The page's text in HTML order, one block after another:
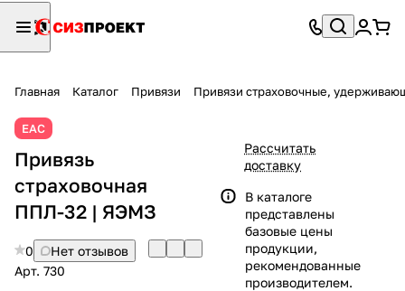
Главная Каталог Привязи Привязи страховочные,
ЕАС
Привязь
страховочная
ППЛ-32 | ЯЭМЗ
0
Нет отзывов
Арт. 730
Рассчитать
доставку
В каталоге
представлены
базовые цены
продукции,
рекомендованные
производителем.